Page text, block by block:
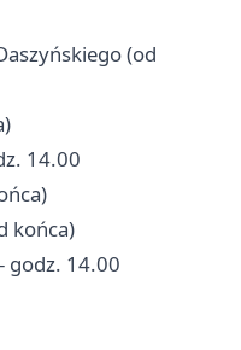
(od
14.00
końca)
godz. 14.00